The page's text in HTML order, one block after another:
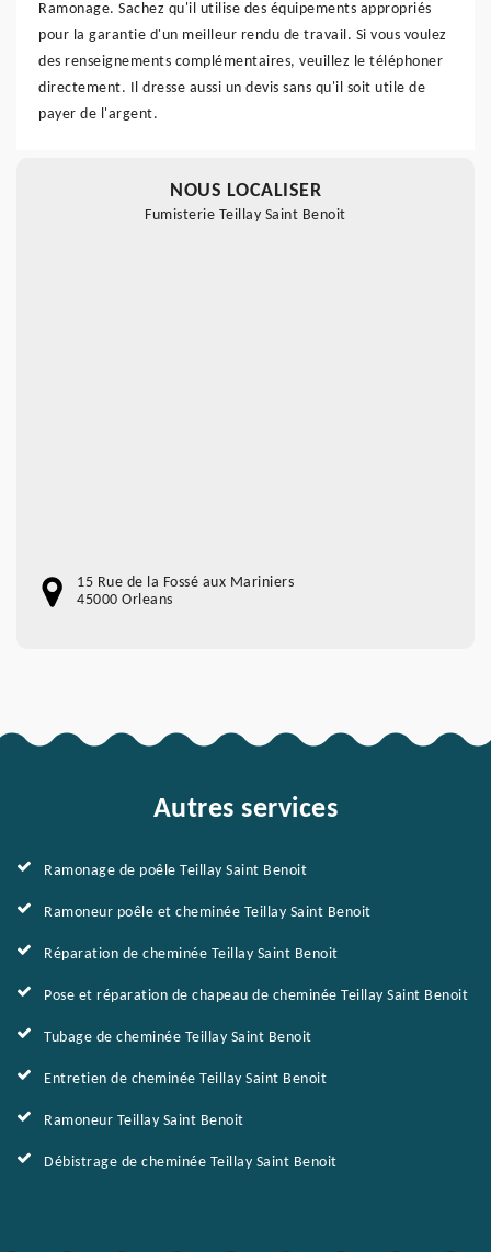
Ramonage. Sachez qu'il utilise des équipements appropriés
pour la garantie d'un meilleur rendu de travail. Si vous voulez
des renseignements complémentaires, veuillez le téléphoner
directement. Il dresse aussi un devis sans qu'il soit utile de
payer de l'argent.
NOUS LOCALISER
Fumisterie Teillay Saint Benoit
15 Rue de la Fossé aux Mariniers
45000 Orleans
Autres services
Ramonage de poêle Teillay Saint Benoit
Ramoneur poêle et cheminée Teillay Saint Benoit
Réparation de cheminée Teillay Saint Benoit
Pose et réparation de chapeau de cheminée Teillay Saint Benoit
Tubage de cheminée Teillay Saint Benoit
Entretien de cheminée Teillay Saint Benoit
Ramoneur Teillay Saint Benoit
Débistrage de cheminée Teillay Saint Benoit